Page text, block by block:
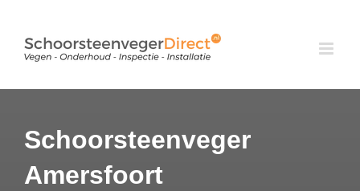
inhoud
Schoorsteenveger
Amersfoort